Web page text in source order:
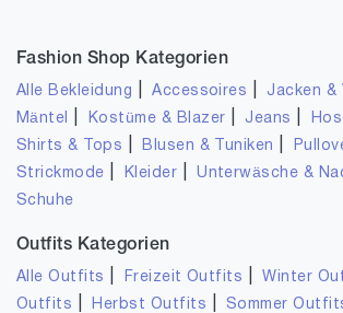
Fashion Shop Kategorien
Alle Bekleidung |Accessoires Jacken &
Mäntel Kostüme & Blazer Jeans
Shirts & Tops Blusen & Tuniken
Strickmode
Kleider |Unterwäsche &
Schuhe
Outfits Kategorien
Alle Outfits Freizeit Outfits |Winter
Outfits
Herbst Outfits Sommer